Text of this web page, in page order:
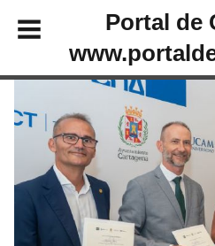
Portal de